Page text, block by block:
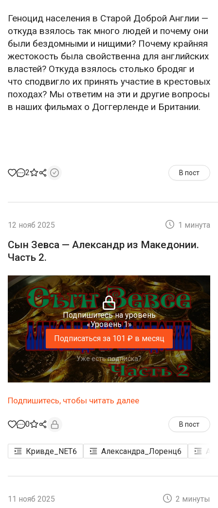
Геноцид населения в Старой Доброй Англии —
откуда взялось так много людей и почему они
были бездомными и нищими? Почему крайняя
жестокость была свойственна для английских
властей? Откуда взялось столько бродяг и
что сподвигло их принять участие в крестовых
походах? Мы ответим на эти и другие вопросы
в наших фильмах о Доггерленде и Британии.
2 В пост
12 нояб 2025 1 минута
Сын Зевса — Александр из Македонии.
Часть 2.
Подпишитесь на уровень
«Уровень 1»
Подписаться за 101 ₽ в месяц
Уже есть подписка?
Подпишитесь, чтобы читать далее
0 В пост
Кривде_NET6 Александра_Лоренц6
11 нояб 2025 2 минуты